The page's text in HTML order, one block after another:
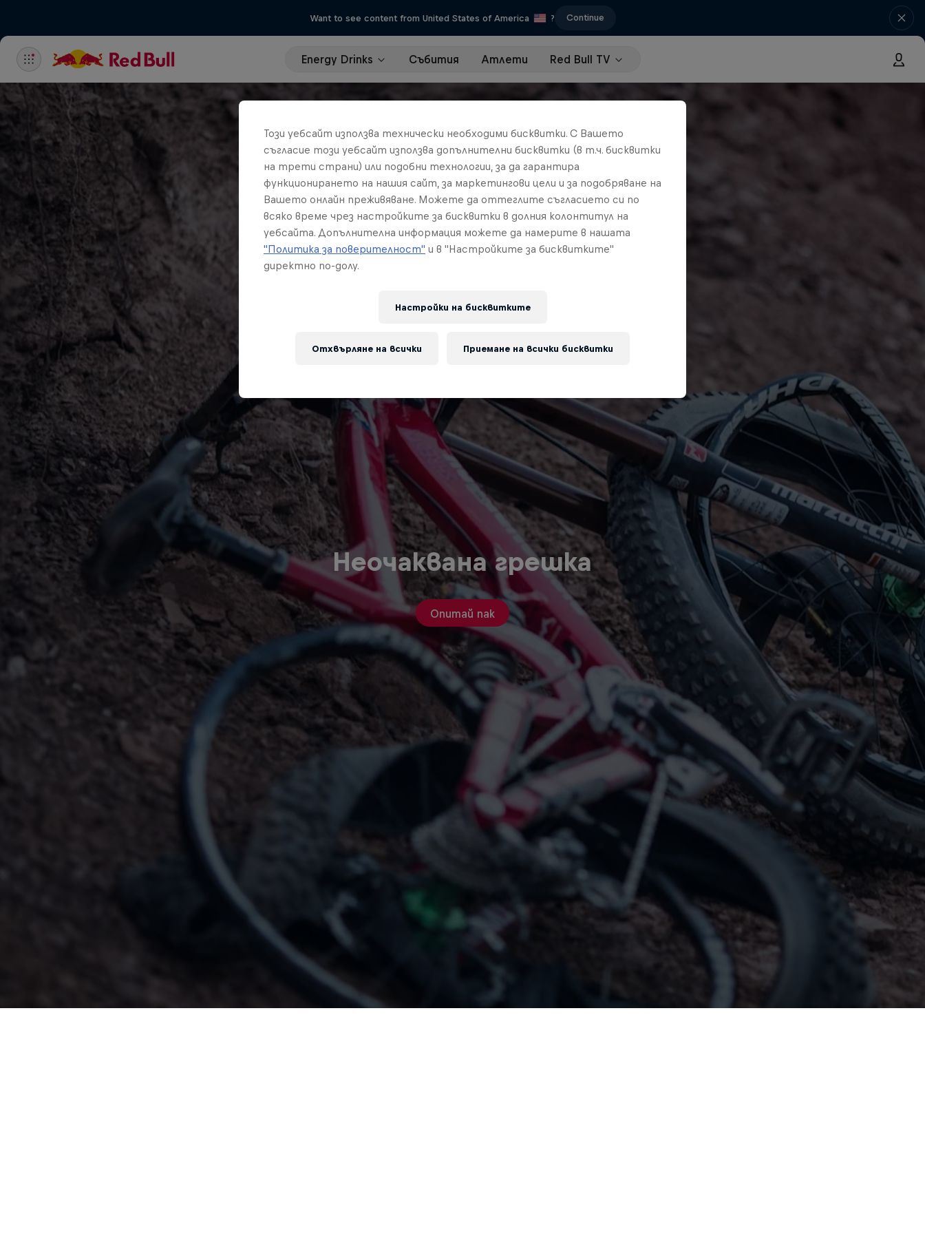
Want to see content from United States of America ? Continue
Energy Drinks Събития Атлети Red Bull TV
Неочаквана грешка
Опитай пак
Този уебсайт използва технически необходими бисквитки. С Вашето
съгласие този уебсайт използва допълнителни бисквитки (в т.ч. бисквитки
на трети страни) или подобни технологии, за да гарантира
функционирането на нашия сайт, за маркетингови цели и за подобряване на
Вашето онлайн преживяване. Можете да оттеглите съгласието си по
всяко време чрез настройките за бисквитки в долния колонтитул на
уебсайта. Допълнителна информация можете да намерите в нашата
"Политика за поверителност" и в "Настройките за бисквитките"
директно по-долу.
Настройки на бисквитките
Отхвърляне на всички Приемане на всички бисквитки